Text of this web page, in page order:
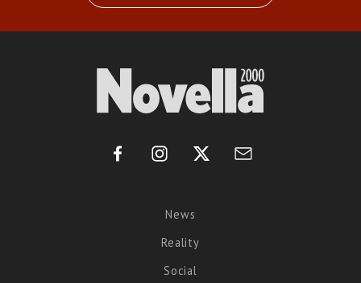
News
Reality
Social